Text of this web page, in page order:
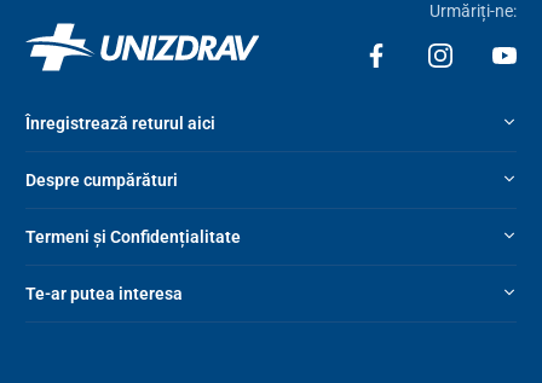
Urmăriți-ne:
Înregistrează returul aici
Despre cumpărături
Termeni și Confidențialitate
Te-ar putea interesa